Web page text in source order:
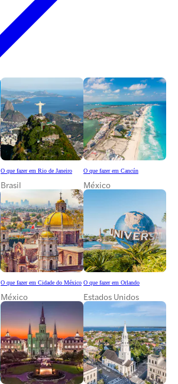
O que fazer em Rio de Janeiro
Brasil
O que fazer em Cancún
México
O que fazer em Cidade do México
México
O que fazer em Orlando
Estados Unidos